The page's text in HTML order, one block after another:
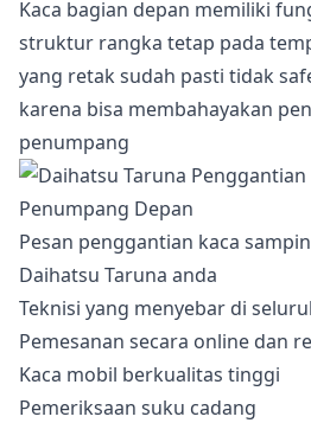
Kaca bagian depan memiliki
struktur rangka tetap pada
yang retak sudah pasti tidak
karena bisa membahayakan
penumpang
Pesan penggantian kaca
Daihatsu Taruna anda
Teknisi yang menyebar di
Pemesanan secara online dan
Kaca mobil berkualitas tinggi
Pemeriksaan suku cadang